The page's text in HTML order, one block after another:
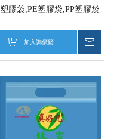
塑膠袋,PE塑膠袋,PP塑膠袋
加入詢價籃